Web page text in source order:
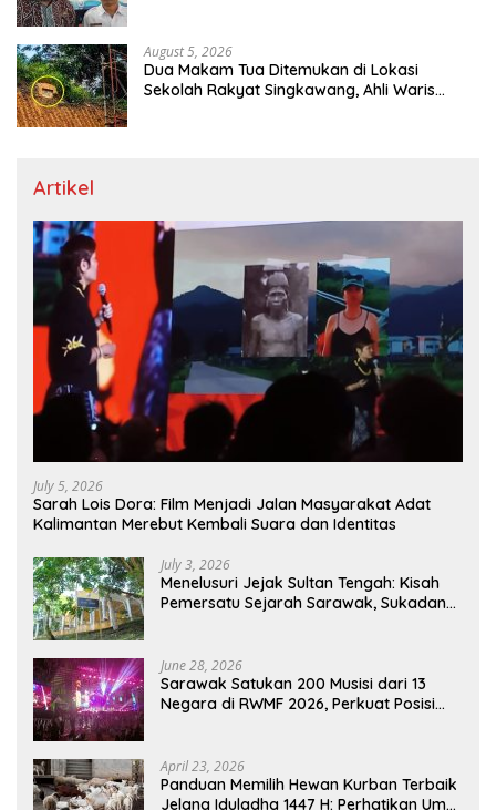
August 5, 2026
Dua Makam Tua Ditemukan di Lokasi
Sekolah Rakyat Singkawang, Ahli Waris
Artikel
July 5, 2026
Sarah Lois Dora: Film Menjadi Jalan Masyarakat Adat
Kalimantan Merebut Kembali Suara dan Identitas
July 3, 2026
Menelusuri Jejak Sultan Tengah: Kisah
Pemersatu Sejarah Sarawak, Sukadana,
June 28, 2026
Sarawak Satukan 200 Musisi dari 13
Negara di RWMF 2026, Perkuat Posisi
April 23, 2026
Panduan Memilih Hewan Kurban Terbaik
Jelang Iduladha 1447 H: Perhatikan Umur